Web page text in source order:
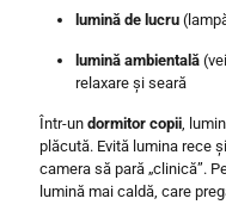
lumină de lucru
lumină ambientală
relaxare și seară
Într-un dormitor copii ,
plăcută. Evită lumina rece
camera să pară „clinică”.
lumină mai caldă, care